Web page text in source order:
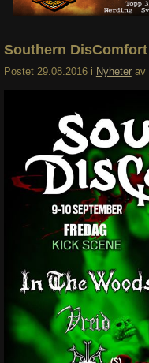
Søk
Southern DisComfort
Postet 29.08.2016 i Nyheter av